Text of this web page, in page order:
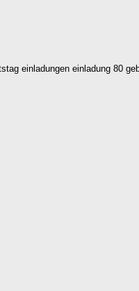
einladungen einladung 80